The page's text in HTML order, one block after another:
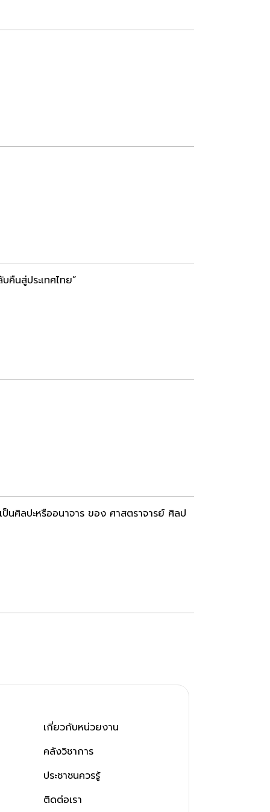
นสู่ประเทศไทย”
นศิลปะหรืออนาจาร ของ ศาสตราจารย์ ศิลป
เกี่ยวกับหน่วยงาน
คลังวิชาการ
ประชาชนควรรู้
ติดต่อเรา